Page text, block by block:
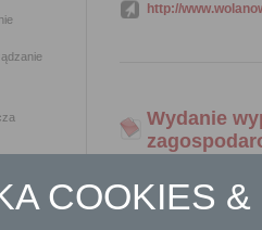
http://
Wydanie
Ogólny opis
Wydanie wypisu i
COOKIES